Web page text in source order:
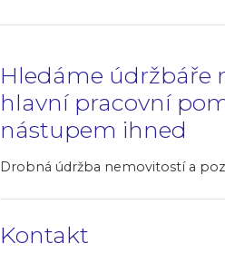
Hledáme údržbáře
hlavní pracovní
nástupem ihned
Drobná údržba nemovitostí a
Kontakt